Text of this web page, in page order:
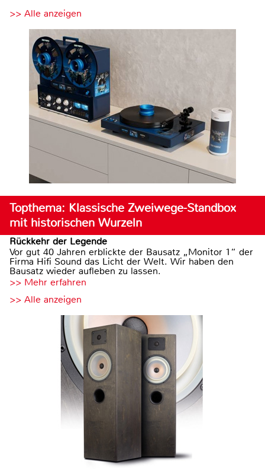
>> Alle anzeigen
Topthema: Klassische Zweiwege-Standbox
mit historischen Wurzeln
Rückkehr der Legende
Vor gut 40 Jahren erblickte der Bausatz „Monitor 1“ der
Firma Hifi Sound das Licht der Welt. Wir haben den
Bausatz wieder aufleben zu lassen.
>> Mehr erfahren
>> Alle anzeigen